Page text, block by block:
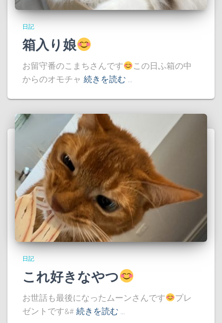
日記
箱入り娘
お留守番のこまちさんです
この日ふ箱の中
からのオモチャ 続きを読む …
日記
これ好きなやつ
お世話も最後になったムーンさんです
プレ
ゼントです&# 続きを読む …